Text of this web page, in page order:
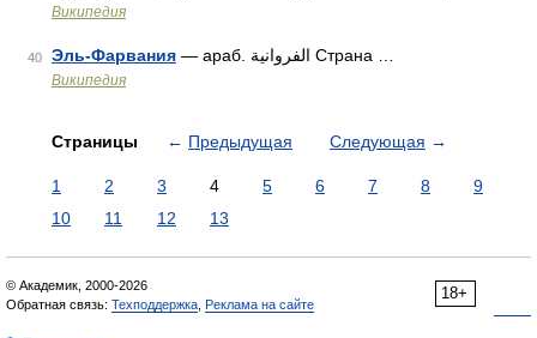
Википедия
40 Эль-Фарвания — араб. الفروانية‎‎ Страна …
Википедия
Страницы ← Предыдущая Следующая →
1 2 3 4 5 6 7 8
9
10
11 12 13
18+
© Академик, 2000-2026
Обратная связь: Техподдержка Реклама на сайте